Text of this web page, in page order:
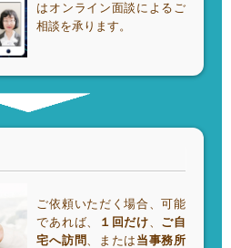
はオンライン面談によるご
相談を承ります。
ご依頼いただく場合、可能
であれば、
１回だけ
ご自
宅へ訪問 、または 当事務所